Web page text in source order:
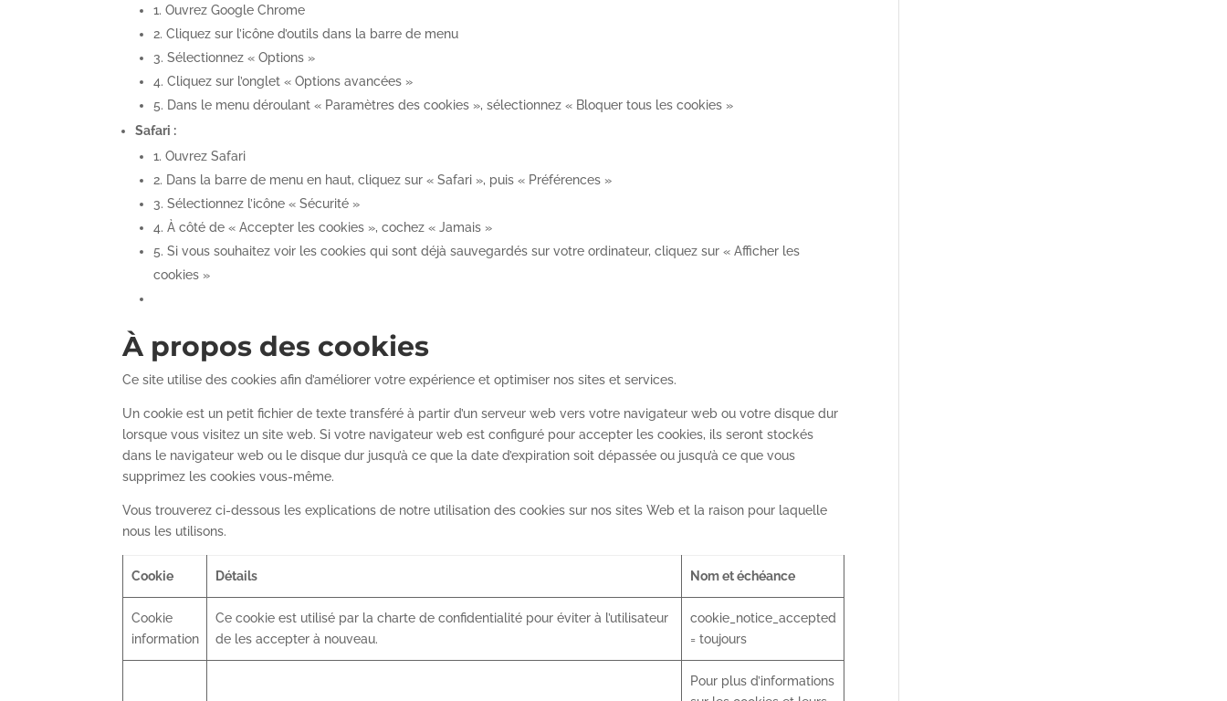
1. Ouvrez Google Chrome
2. Cliquez sur l’icône d’outils dans la barre de menu
3. Sélectionnez « Options »
4. Cliquez sur l’onglet « Options avancées »
5. Dans le menu déroulant « Paramètres des cookies », sélectionnez « Bloquer tous les cookies »
Safari :
1. Ouvrez Safari
2. Dans la barre de menu en haut, cliquez sur « Safari », puis « Préférences »
3. Sélectionnez l’icône « Sécurité »
4. À côté de « Accepter les cookies », cochez « Jamais »
5. Si vous souhaitez voir les cookies qui sont déjà sauvegardés sur votre ordinateur, cliquez sur « Afficher les
cookies »
À propos des cookies
Ce site utilise des cookies afin d’améliorer votre expérience et optimiser nos sites et services.
Un cookie est un petit fichier de texte transféré à partir d’un serveur web vers votre navigateur web ou votre disque dur
lorsque vous visitez un site web. Si votre navigateur web est configuré pour accepter les cookies, ils seront stockés
dans le navigateur web ou le disque dur jusqu’à ce que la date d’expiration soit dépassée ou jusqu’à ce que vous
supprimez les cookies vous-même.
Vous trouverez ci-dessous les explications de notre utilisation des cookies sur nos sites Web et la raison pour laquelle
nous les utilisons.
Cookie Détails Nom et échéance
Cookie
information
Ce cookie est utilisé par la charte de confidentialité pour éviter à l’utilisateur
de les accepter à nouveau.
cookie_notice_accepted
= toujours
Pour plus d’informations